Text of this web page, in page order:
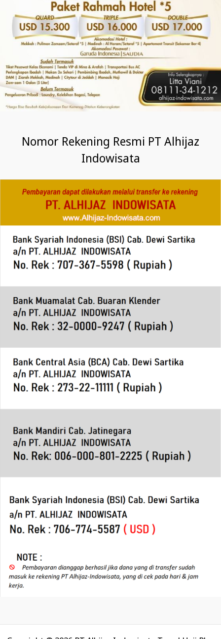
Nomor Rekening Resmi PT Alhijaz
Indowisata